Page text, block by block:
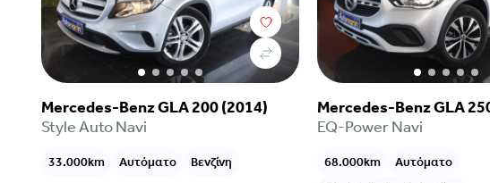
Mercedes-Benz GLA 200 (2014)
Style Auto Navi
33.000km Αυτόματο Βενζίνη
Mercedes-Benz GLA
EQ-Power Navi
68.000km
Αυτόματο